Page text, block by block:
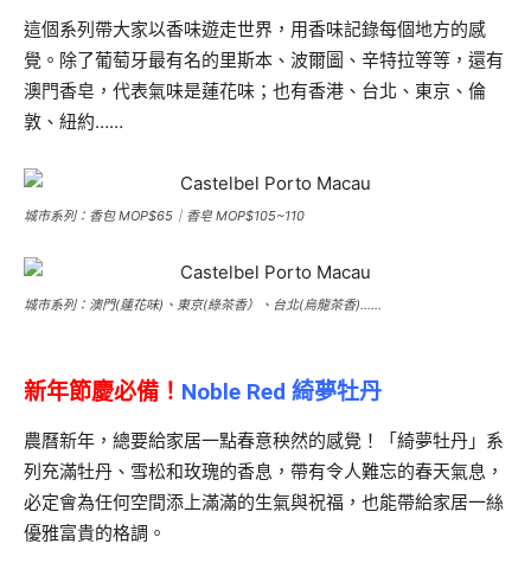
這個系列帶大家以香味遊走世界，用香味記錄每個地方的感
覺。除了葡萄牙最有名的里斯本、波爾圖、辛特拉等等，還有
澳門香皂，代表氣味是蓮花味；也有香港、台北、東京、倫
敦、紐約……
城市系列：香包 MOP$65｜香皂 MOP$105~110
城市系列：澳門(蓮花味)、東京(綠茶香）、台北(烏龍茶香)……
新年節慶必備！ Noble Red 綺夢牡丹
農曆新年，總要給家居一點春意秧然的感覺！「綺夢牡丹」系
列充滿牡丹、雪松和玫瑰的香息，帶有令人難忘的春天氣息，
必定會為任何空間添上滿滿的生氣與祝福，也能帶給家居一絲
優雅富貴的格調。